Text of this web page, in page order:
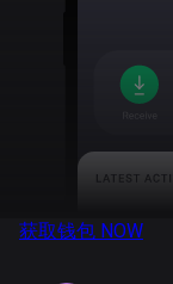
获取钱包 NOW